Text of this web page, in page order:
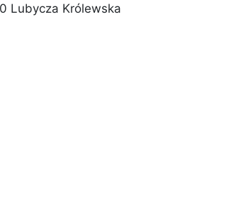
Lubycza Królewska